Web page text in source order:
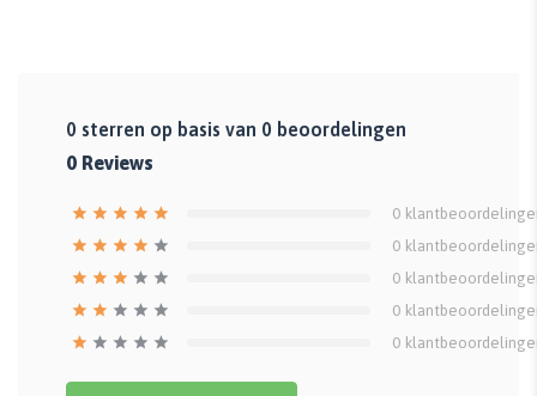
0 sterren op basis van 0 beoordelingen
0 Reviews
0
0
0
0
0